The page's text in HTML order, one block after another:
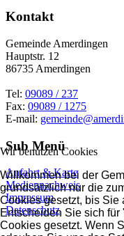
Kontakt
Gemeinde Amerdingen
Hauptstr. 12
86735 Amerdingen
Tel: 09089 / 237
Fax: 09089 / 1275
E-mail:
Sub Menü
Anfahrt & Karte
Mediennachweis
Impressum
Datenschutz
Wir benutzen Cookies
Willkommen bei der
grundsätzlich nur die
Cookies gesetzt, bis Sie
Entscheiden Sie sich
Cookies gesetzt. Wenn